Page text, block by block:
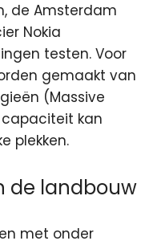
de Amsterdam
Nokia
testen. Voor
gemaakt van
(Massive
kan
plekken.
de landbouw
met onder